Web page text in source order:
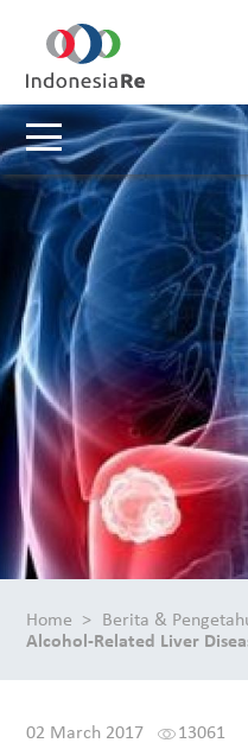
Home
Berita &
Alcohol-Related Liver
02 March 2017 13061